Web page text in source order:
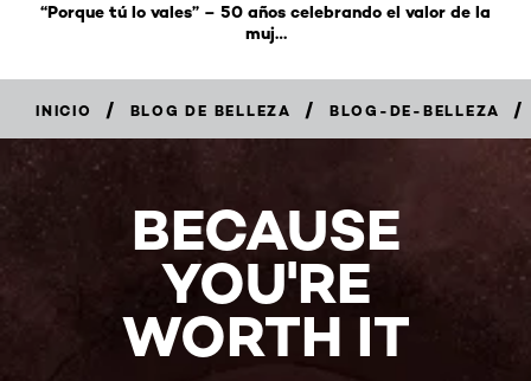
“Porque tú lo vales” – 50 años celebrando el valor de la
muj…
INICIO / BLOG DE BELLEZA / BLOG-DE-BELLEZA /
BECAUSE
YOU'RE
WORTH IT